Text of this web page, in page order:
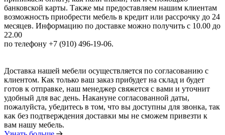
банковской карты. Также мы предоставляем нашим клиентам
возможность приобрести мебель в кредит или рассрочку до 24
месяцев. Информацию по доставке можно получить с 10.00 до
22.00
по телефону +7 (910) 496-19-06.
Доставка нашей мебели осуществляется по согласованию с
клиентом. Как только ваш заказ прибудет на склад и будет
готов к отправке, наш менеджер свяжется с вами и уточнит
удобный для вас день. Накануне согласованной даты,
пожалуйста, убедитесь в том, что вы доступны для звонка, так
как без подтверждения доставки мы не сможем привезти к
вам нашу мебель.